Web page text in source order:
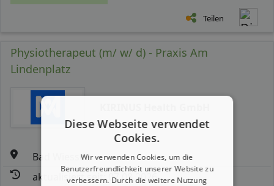
Teilen
Physiotherapeut (m/ w/ d) - Praxis Am
Lindenplatz
Bad Wiessee
aktualisiert seit: 07.08.2026
Diese Webseite verwendet
Cookies.
Wir verwenden Cookies, um die
Benutzerfreundlichkeit unserer Website zu
verbessern. Durch die weitere Nutzung